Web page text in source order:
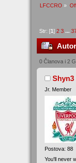
LFCCRO »
Str: [1]2 3 ...
Autor
0 Članova i 2
Shyn3
Jr. Member
Postova: 88
You'll never